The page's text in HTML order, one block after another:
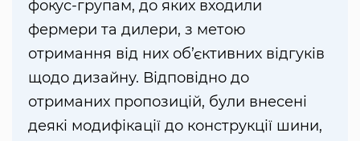
фокус-групам, до яких входили
фермери та дилери, з метою
отримання від них об’єктивних відгуків
щодо дизайну. Відповідно до
отриманих пропозицій, були внесені
деякі модифікації до конструкції шини,